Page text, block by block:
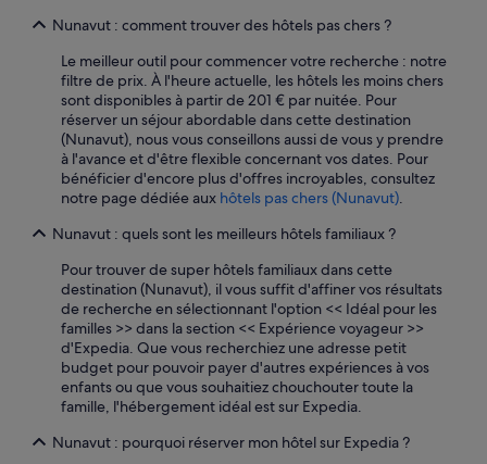
Nunavut : comment trouver des hôtels pas chers ?
Le meilleur outil pour commencer votre recherche : notre
filtre de prix. À l'heure actuelle, les hôtels les moins chers
sont disponibles à partir de 201 € par nuitée. Pour
réserver un séjour abordable dans cette destination
(Nunavut), nous vous conseillons aussi de vous y prendre
à l'avance et d'être flexible concernant vos dates. Pour
bénéficier d'encore plus d'offres incroyables, consultez
notre page dédiée aux hôtels pas chers (Nunavut).
Nunavut : quels sont les meilleurs hôtels familiaux ?
Pour trouver de super hôtels familiaux dans cette
destination (Nunavut), il vous suffit d'affiner vos résultats
de recherche en sélectionnant l'option << Idéal pour les
familles >> dans la section << Expérience voyageur >>
d'Expedia. Que vous recherchiez une adresse petit
budget pour pouvoir payer d'autres expériences à vos
enfants ou que vous souhaitiez chouchouter toute la
famille, l'hébergement idéal est sur Expedia.
Nunavut : pourquoi réserver mon hôtel sur Expedia ?